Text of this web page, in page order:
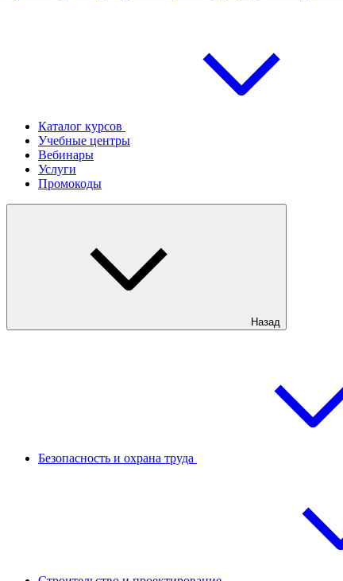
Каталог курсов
Учебные центры
Вебинары
Услуги
Промокоды
Назад
Безопасность и охрана труда